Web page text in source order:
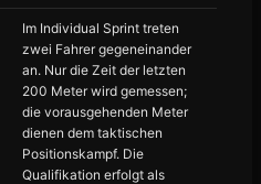
Im Individual Sprint treten
zwei Fahrer gegeneinander
an. Nur die Zeit der letzten
200 Meter wird gemessen;
die vorausgehenden Meter
dienen dem taktischen
Positionskampf. Die
Qualifikation erfolgt als